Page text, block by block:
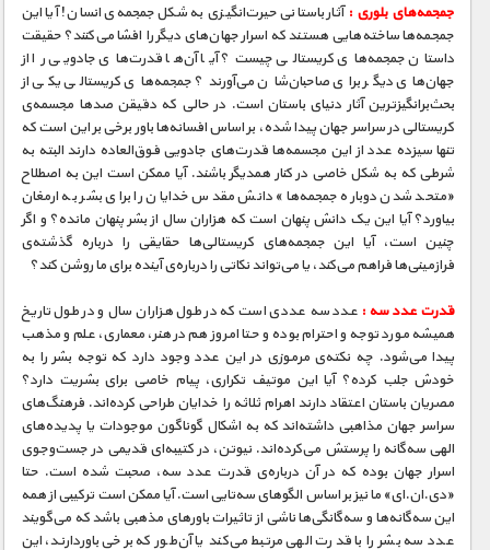
جمجمه‌های بلوری : آثار باستانی حیرت‌انگیزی به شکل جمجمه‌ی انسان! آیا این
جمجمه‌ها ساخته‌هایی هستند که اسرار جهان‌های دیگر را افشا می‌کنند؟ حقیقت
داستان جمجمه‌های کریستالی چیست؟ آیا آن‌ها قدرت‌های جادویی را از
جهان‌های دیگر برای صاحبان‌شان می‌آورند؟ جمجمه‌های کریستالی یکی از
بحث‌برانگیزترین آثار دنیای باستان است. در حالی که دقیقن صدها مجسمه‌ی
کریستالی در سراسر جهان پیدا شده، بر اساس افسانه‌ها باور برخی بر این است که
تنها سیزده عدد از این مجسمه‌ها قدرت‌های جادویی فوق‌العاده دارند البته به
شرطی که به شکل خاصی در کنار همدیگر باشند. آیا ممکن است این به اصطلاح
«متحد شدن دوباره جمجمه‌ها» دانش مقدس خدایان را برای بشر به ارمغان
بیاورد؟ آیا این یک دانش پنهان است که هزاران سال از بشر پنهان مانده؟ و اگر
چنین است، آیا این جمجمه‌های کریستالی‌ها حقایقی را درباره گذشته‌ی
فرازمینی‌ها فراهم می‌کند، یا می‌تواند نکاتی را درباره‌ی آینده برای ما روشن کند؟
قدرت عدد سه : عدد سه عددی است که در طول هزاران سال و در طول تاریخ
همیشه مورد توجه و احترام بوده و حتا امروز هم در هنر، معماری، علم و مذهب
پیدا می‌شود. چه نکته‌ی مرموزی در این عدد وجود دارد که توجه بشر را به
خودش جلب کرده؟ آیا این موتیف تکراری، پیام خاصی برای بشریت دارد؟
مصریان باستان اعتقاد دارند اهرام ثلاثه را خدایان طراحی کرده‌اند. فرهنگ‌های
سراسر جهان مذاهبی داشته‌اند که به اشکال گوناگون موجودات یا پدیده‌های
الهی سه‌گانه را پرستش می‌کرده‌اند. نیوتن، در کتیبه‌ای قدیمی در جست‌وجوی
اسرار جهان بوده که در آن درباره‌ی قدرت عدد سه، صحبت شده است. حتا
«دی.ان.ای» ما نیز بر اساس الگوهای سه‌تایی است. آیا ممکن است ترکیبی از همه
این سه‌گانه‌ها و سه‌گانگی‌ها ناشی از تاثیرات باورهای مذهبی باشد که می‌گویند
عدد سه بشر را با قدرت الهی مرتبط می‌کند یا آن‌طور که برخی باور‌دارند، این